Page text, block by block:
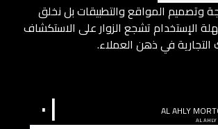
وتصميم المواقع والتطبيقات بل نخلق
الإستخدام تشجع الزوار على الاستكشاف
في ذهن العملاء.
AL AHLY
AL ٠١